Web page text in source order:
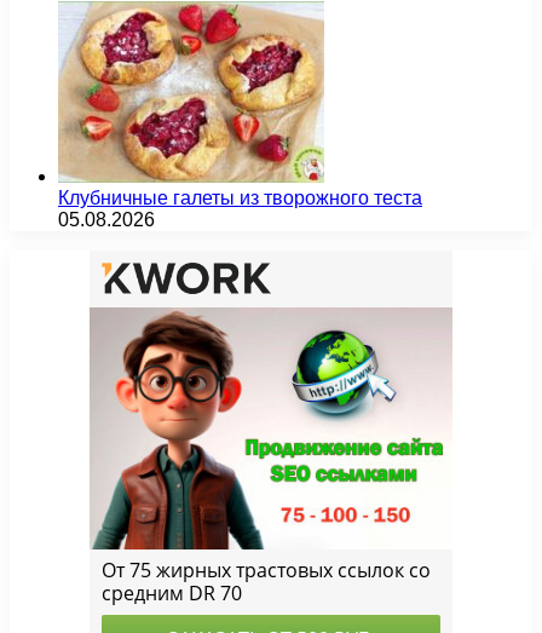
Клубничные галеты из творожного теста
05.08.2026